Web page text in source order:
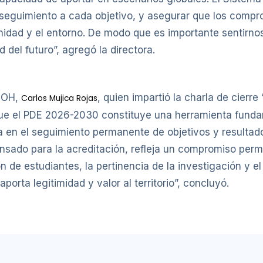
a cada objetivo, y asegurar que los
y el entorno. De modo que es importante
del futuro”, agregó la directora.
Carlos Mujica Rojas, quien impartió la charla de
el PDE 2026-2030 constituye una herramienta
el seguimiento permanente de objetivos y
para la acreditación, refleja un compromiso
de estudiantes, la pertinencia de la investigación y
legitimidad y valor al territorio”, concluyó.